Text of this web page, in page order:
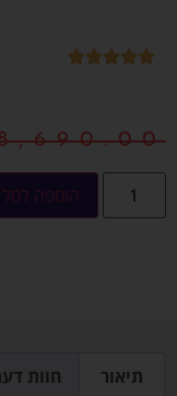
הוספה לסל
תיאור חוות